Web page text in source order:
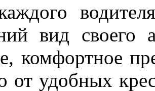
вид своего
комфортное
от удобных